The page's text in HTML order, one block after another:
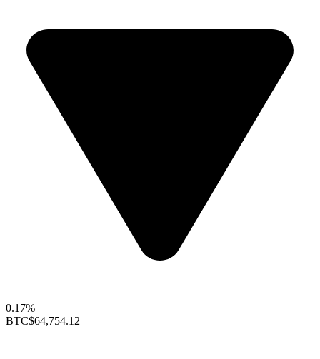
0.17%
BTC$64,754.12